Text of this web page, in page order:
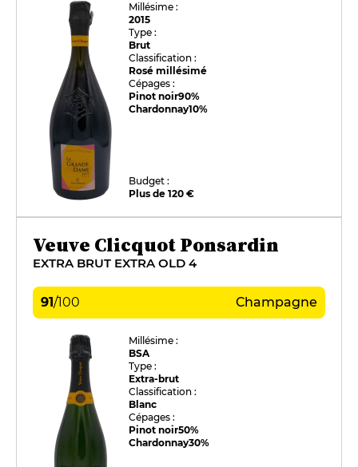
Millésime :
2015
Type :
Brut
Classification :
Rosé millésimé
Cépages :
Pinot noir90%
Chardonnay10%
Budget :
Plus de 120 €
Veuve Clicquot Ponsardin
EXTRA BRUT EXTRA OLD 4
91/100 Champagne
Millésime :
BSA
Type :
Extra-brut
Classification :
Blanc
Cépages :
Pinot noir50%
Chardonnay30%